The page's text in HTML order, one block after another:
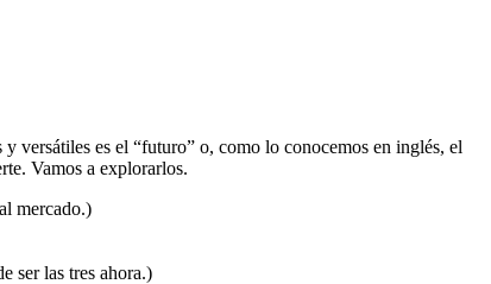
versátiles es el “futuro” o, como lo conocemos en inglés, el
Vamos a explorarlos.
mercado.)
ser las tres ahora.)